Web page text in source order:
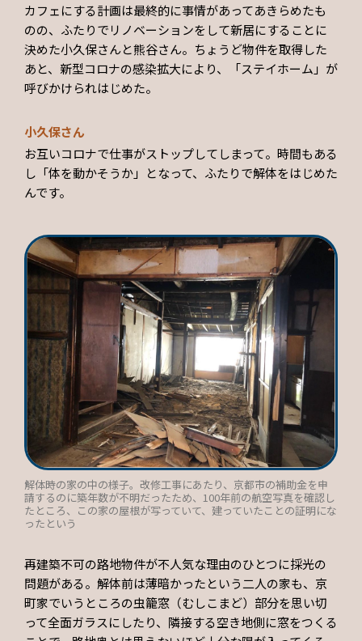
カフェにする計画は最終的に事情があってあきらめたも
のの、ふたりでリノベーションをして新居にすることに
決めた小久保さんと熊谷さん。ちょうど物件を取得した
あと、新型コロナの感染拡大により、「ステイホーム」が
呼びかけられはじめた。
小久保さん
お互いコロナで仕事がストップしてしまって。時間もある
し「体を動かそうか」となって、ふたりで解体をはじめた
んです。
解体時の家の中の様子。改修工事にあたり、京都市の補助金を申
請するのに築年数が不明だったため、100年前の航空写真を確認し
たところ、この家の屋根が写っていて、建っていたことの証明にな
ったという
再建築不可の路地物件が不人気な理由のひとつに採光の
問題がある。解体前は薄暗かったという二人の家も、京
町家でいうところの虫籠窓（むしこまど）部分を思い切
って全面ガラスにしたり、隣接する空き地側に窓をつくる